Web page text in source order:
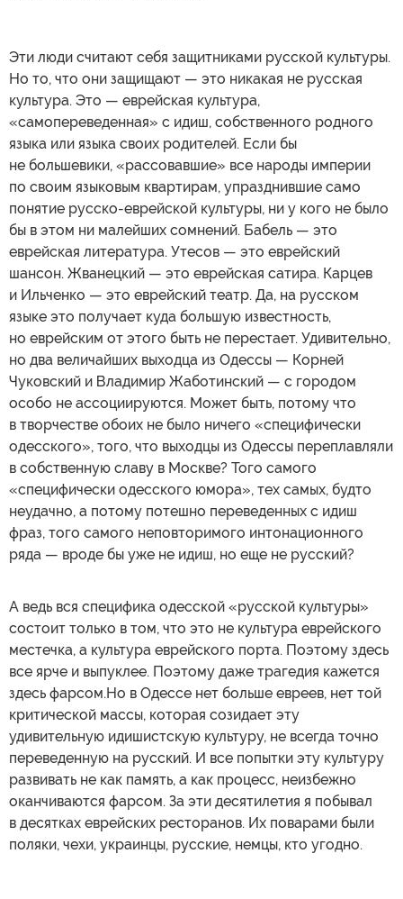
Эти люди считают себя защитниками русской культуры.
Но то, что они защищают — это никакая не русская
культура. Это — еврейская культура,
«самопереведенная» с идиш, собственного родного
языка или языка своих родителей. Если бы
не большевики, «рассовавшие» все народы империи
по своим языковым квартирам, упразднившие само
понятие русско-еврейской культуры, ни у кого не было
бы в этом ни малейших сомнений. Бабель — это
еврейская литература. Утесов — это еврейский
шансон. Жванецкий — это еврейская сатира. Карцев
и Ильченко — это еврейский театр. Да, на русском
языке это получает куда большую известность,
но еврейским от этого быть не перестает. Удивительно,
но два величайших выходца из Одессы — Корней
Чуковский и Владимир Жаботинский — с городом
особо не ассоциируются. Может быть, потому что
в творчестве обоих не было ничего «специфически
одесского», того, что выходцы из Одессы переплавляли
в собственную славу в Москве? Того самого
«специфически одесского юмора», тех самых, будто
неудачно, а потому потешно переведенных с идиш
фраз, того самого неповторимого интонационного
ряда — вроде бы уже не идиш, но еще не русский?
А ведь вся специфика одесской «русской культуры»
состоит только в том, что это не культура еврейского
местечка, а культура еврейского порта. Поэтому здесь
все ярче и выпуклее. Поэтому даже трагедия кажется
здесь фарсом.Но в Одессе нет больше евреев, нет той
критической массы, которая созидает эту
удивительную идишистскую культуру, не всегда точно
переведенную на русский. И все попытки эту культуру
развивать не как память, а как процесс, неизбежно
оканчиваются фарсом. За эти десятилетия я побывал
в десятках еврейских ресторанов. Их поварами были
поляки, чехи, украинцы, русские, немцы, кто угодно.